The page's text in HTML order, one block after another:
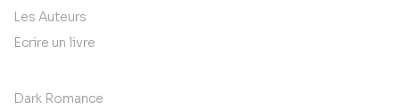
Les Auteurs
Ecrire un livre
Dark Romance